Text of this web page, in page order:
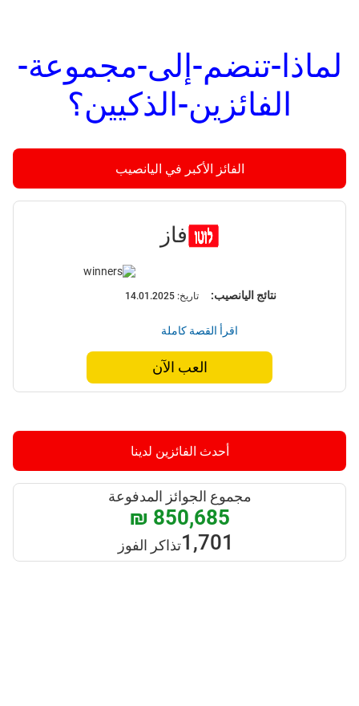
لماذا-تنضم-إلى-مجموعة-
الفائزين-الذكيين؟
الفائز الأكبر في اليانصيب
فاز
نتائج اليانصيب: تاريخ:14.01.2025
اقرأ القصة كاملة
العب الآن
أحدث الفائزين لدينا
مجموع الجوائز المدفوعة
₪ 850,685
1,701تذاكر الفوز